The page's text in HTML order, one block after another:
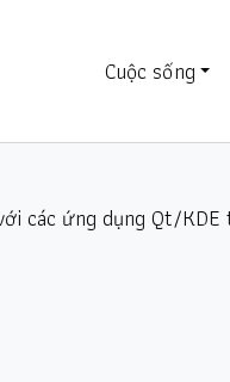
Cuộc sống
các ứng dụng Qt/